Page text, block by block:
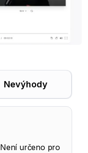
Nevýhody
Není určeno pro